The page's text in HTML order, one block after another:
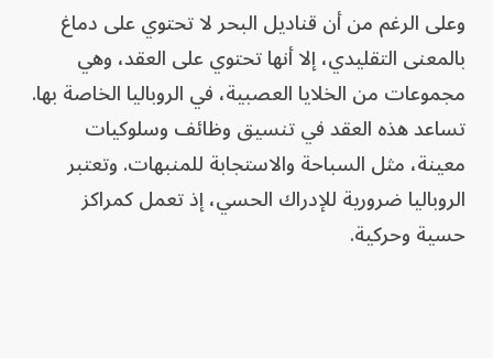
وعلى الرغم من أن قناديل البحر لا تحتوي على دماغ
بالمعنى التقليدي، إلا أنها تحتوي على العقد، وهي
مجموعات من الخلايا العصبية، في الروباليا الخاصة بها.
تساعد هذه العقد في تنسيق وظائف وسلوكيات
معينة، مثل السباحة والاستجابة للمنبهات. وتعتبر
الروباليا ضرورية للإدراك الحسي، إذ تعمل كمراكز
حسية وحركية.